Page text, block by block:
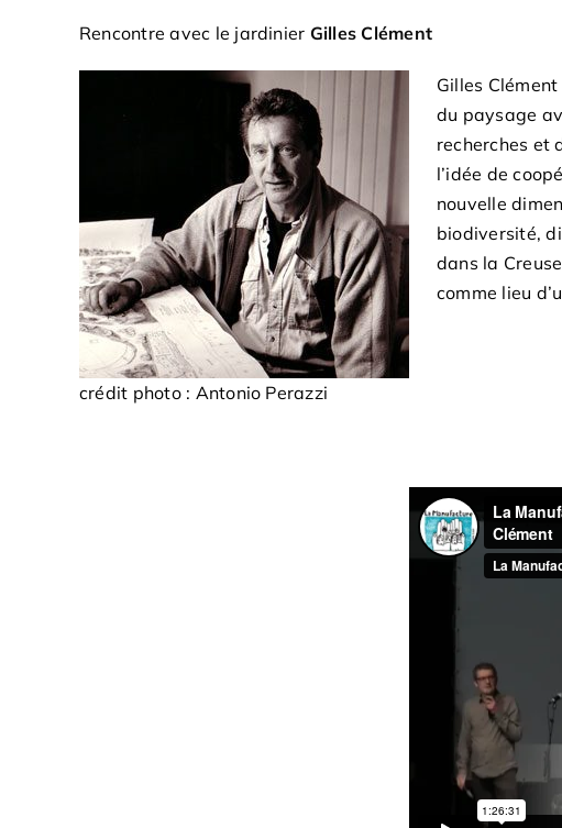
Rencontre avec le jardinier Gilles Clément
crédit photo : Antonio Perazzi
Gilles
du paysage
recherches et
l’idée de
nouvelle
biodiversité,
dans la
comme lieu